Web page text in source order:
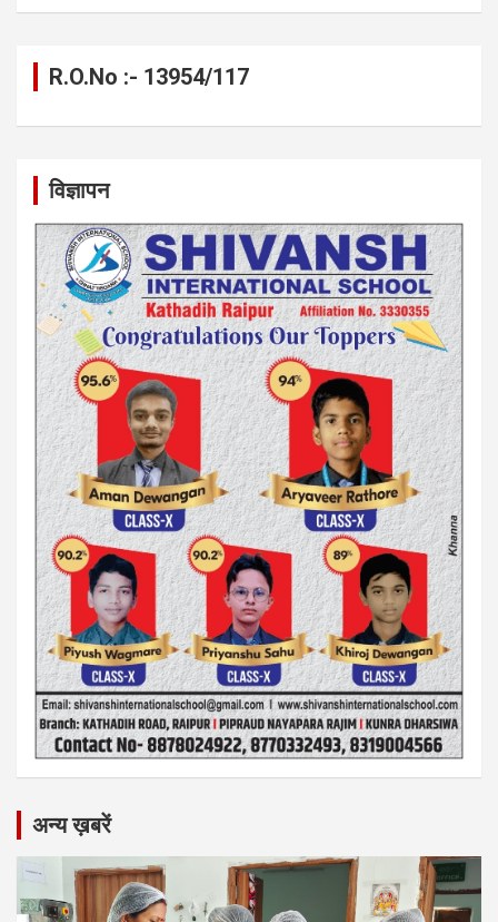
R.O.No :- 13954/117
विज्ञापन
अन्य ख़बरें